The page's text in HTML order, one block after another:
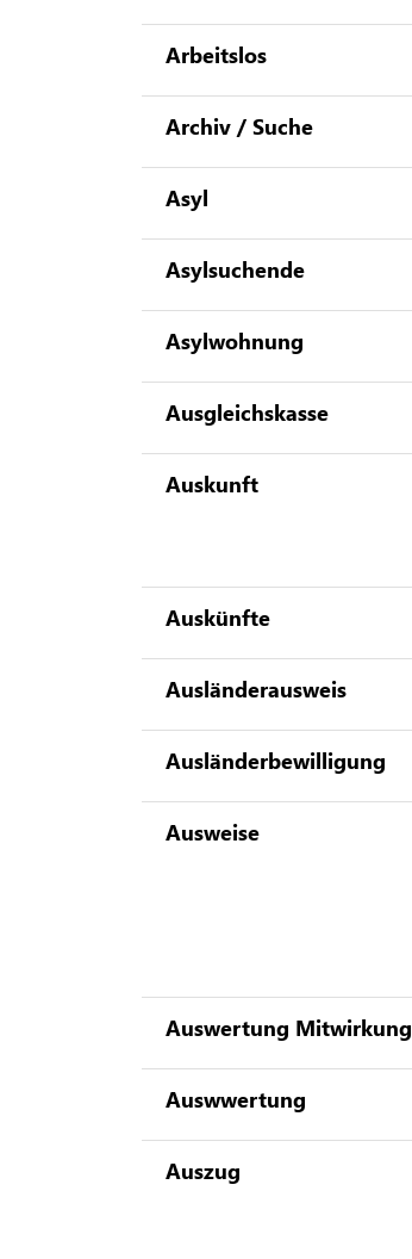
Arbeitslos
Archiv / Suche
Asyl
Asylsuchende
Asylwohnung
Ausgleichskasse
Auskunft
Auskünfte
Ausländerausweis
Ausländerbewilligung
Ausweise
Auswertung Mitwirkung
Auswwertung
Auszug